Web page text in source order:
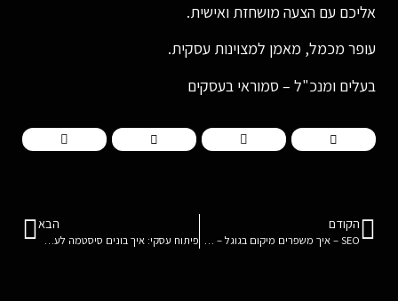
אליכם עם הצעה מושחזת ואישית.
עופר מכמל, מאמן למצוינות עסקית.
בעלים ומנכ"ל – סמוראי בעסקים
הקודם
SEO – איך משפרים מיקום בגוגל – שיווק אורגני בעזרת 3 טקטיקות פשוטות
הבא
פיתוח עסקי: איך בונים סיסטמה לעסק? איך יוצאים לחופש מבלי "לדפוק" את העסק? איך משפרים ביצועים בעסק?